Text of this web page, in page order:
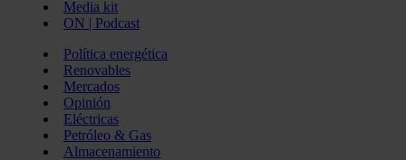
Media kit
ON | Podcast
Política energética
Renovables
Mercados
Opinión
Eléctricas
Petróleo & Gas
Almacenamiento